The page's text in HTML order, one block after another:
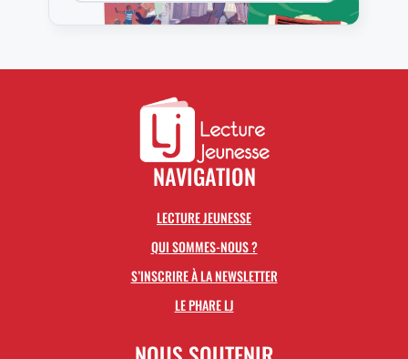
NAVIGATION
LECTURE JEUNESSE
QUI SOMMES-NOUS ?
S’INSCRIRE À LA NEWSLETTER
LE PHARE LJ